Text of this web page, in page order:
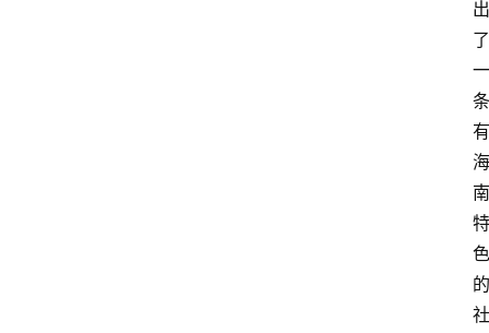
出
了
一
条
有
海
南
特
色
的
社